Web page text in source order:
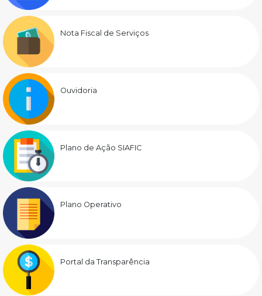
Nota Fiscal de Serviços
Ouvidoria
Plano de Ação SIAFIC
Plano Operativo
Portal da Transparência